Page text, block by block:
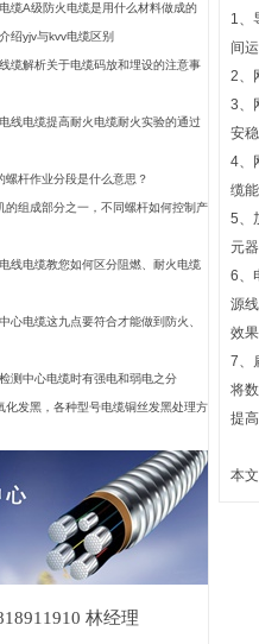
缆A级防火电缆是用什么材料做成的
绍yjv与kvv电缆区别
缆解析关于电缆码放和埋设的注意事
线电缆提高耐火电缆耐火实验的通过
螺杆作业分段是什么意思？
的组成部分之一，不同螺杆如何控制产
线电缆教您如何区分阻燃、耐火电缆
心电缆这九点要符合才能做到防火、
测中心电缆时有强电和弱电之分
化发黑，各种型号电缆铜丝发黑处理方
林经理
1、
间
2、
3、
安
4、
缆
5、
元器
6、
源
效果
7、
将
提
本